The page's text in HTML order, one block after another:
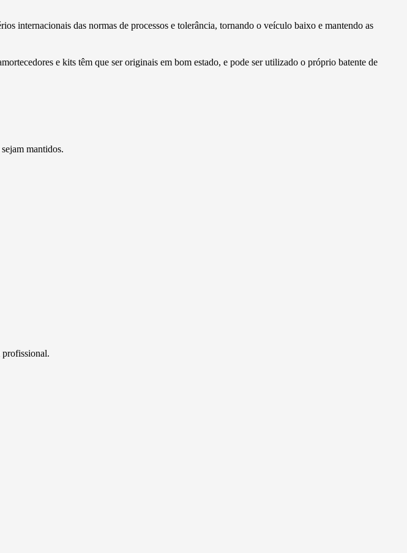
internacionais das normas de processos e tolerância, tornando o veículo baixo e mantendo as
e kits têm que ser originais em bom estado, e pode ser utilizado o próprio batente de
mantidos.
profissional.